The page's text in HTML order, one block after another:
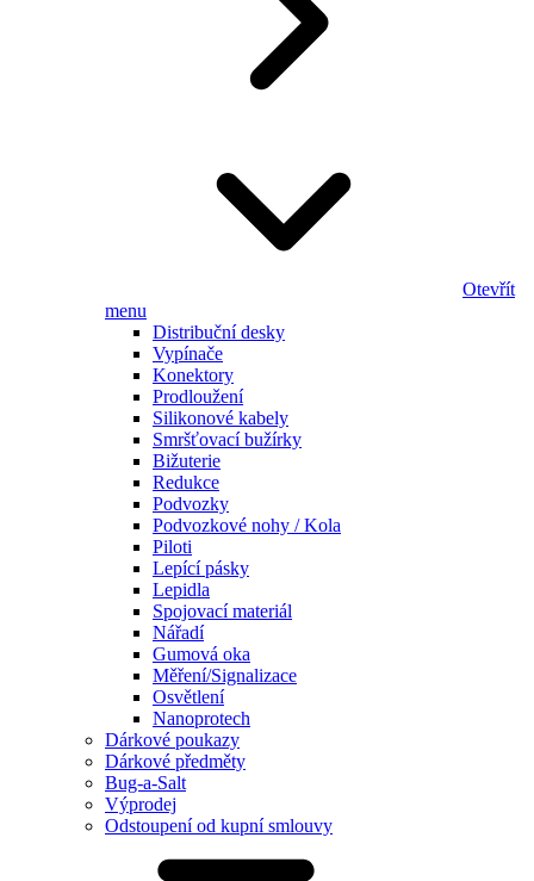
Otevřít
menu
Distribuční desky
Vypínače
Konektory
Prodloužení
Silikonové kabely
Smršťovací bužírky
Bižuterie
Redukce
Podvozky
Podvozkové nohy / Kola
Piloti
Lepící pásky
Lepidla
Spojovací materiál
Nářadí
Gumová oka
Měření/Signalizace
Osvětlení
Nanoprotech
Dárkové poukazy
Dárkové předměty
Bug-a-Salt
Výprodej
Odstoupení od kupní smlouvy